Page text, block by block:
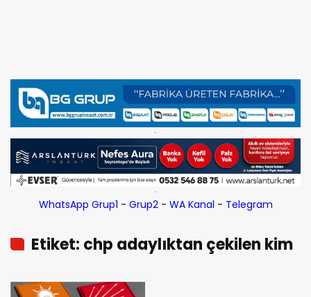
WhatsApp Grup1 - Grup2- WA Kanal - Telegram
Etiket: chp adaylıktan çekilen kim